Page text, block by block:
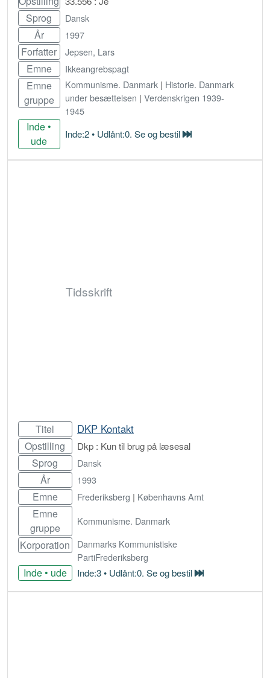
Sprog Dansk
År 1997
Forfatter Jepsen, Lars
Emne Ikkeangrebspagt
Emne
gruppe
Kommunisme. Danmark | Historie. Danmark
under besættelsen | Verdenskrigen 1939-
1945
Inde •
ude
Inde:2 • Udlånt:0. Se og bestil
Bestil
Tidsskrift
Titel DKP Kontakt
Opstilling Dkp : Kun til brug på læsesal
Sprog Dansk
År 1993
Emne Frederiksberg | Københavns Amt
Emne
gruppe
Kommunisme. Danmark
Korporation
Danmarks Kommunistiske
PartiFrederiksberg
Inde • ude Inde:3 • Udlånt:0. Se og bestil
Bestil